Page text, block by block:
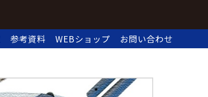
参考資料 WEBショップ お問い合わせ